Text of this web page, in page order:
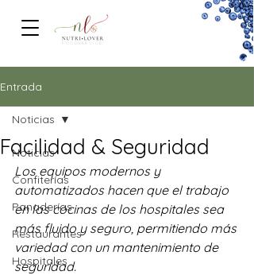
Entrada
Noticias
Confiterías
Panaderías
Restaurantes
Hospitales
Noticias
Facilidad & Seguridad
Los equipos modernos y
automatizados hacen que el trabajo
en las cocinas de los hospitales sea
más fluido y seguro, permitiendo más
variedad con un mantenimiento de
seguridad.